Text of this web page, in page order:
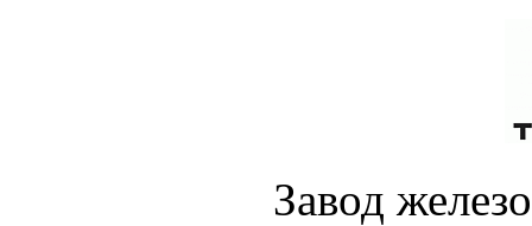
Завод